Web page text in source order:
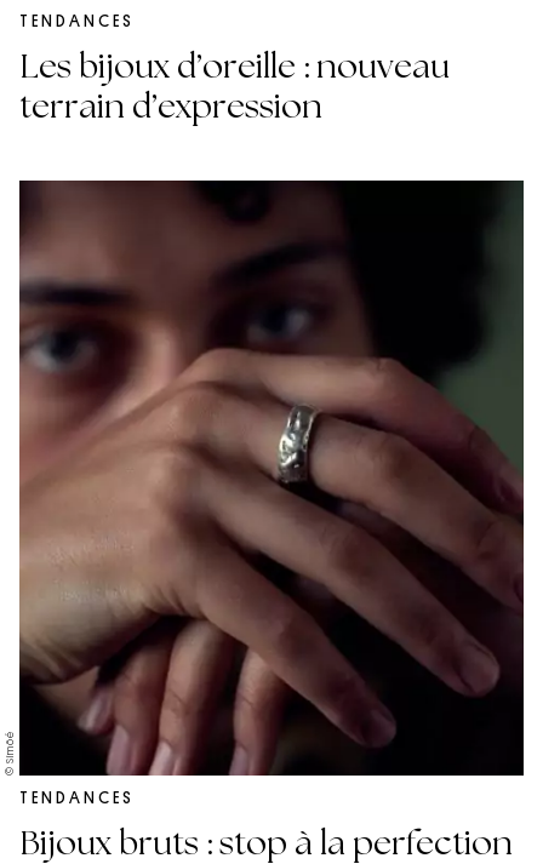
TENDANCES
Les bijoux d’oreille : nouveau
terrain d’expression
© Simõé
TENDANCES
Bijoux bruts : stop à la perfection